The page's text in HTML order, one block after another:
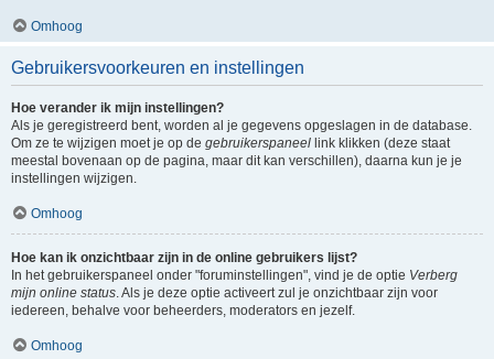
Omhoog
Gebruikersvoorkeuren en instellingen
Hoe verander ik mijn instellingen?
Als je geregistreerd bent, worden al je gegevens opgeslagen in de database.
Om ze te wijzigen moet je op de gebruikerspaneel link klikken (deze staat
meestal bovenaan op de pagina, maar dit kan verschillen), daarna kun je je
instellingen wijzigen.
Omhoog
Hoe kan ik onzichtbaar zijn in de online gebruikers lijst?
In het gebruikerspaneel onder "foruminstellingen", vind je de optie Verberg
mijn online status . Als je deze optie activeert zul je onzichtbaar zijn voor
iedereen, behalve voor beheerders, moderators en jezelf.
Omhoog